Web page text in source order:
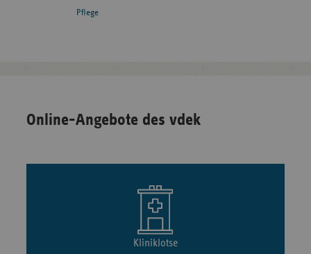
Pflege
Online-Angebote des vdek
Kliniklotse